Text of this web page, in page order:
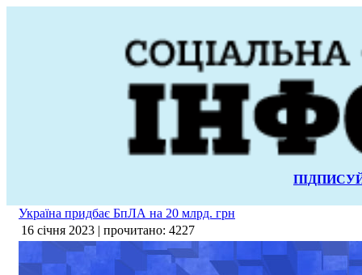
Україна придбає БпЛА на 20 млрд. грн
16 січня 2023 | прочитано: 4227